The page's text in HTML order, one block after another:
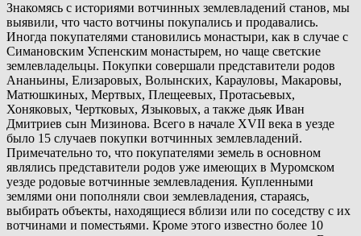
Знакомясь с историями вотчинных землевладений станов, мы
выявили, что часто вотчины покупались и продавались.
Иногда покупателями становились монастыри, как в случае с
Симановским Успенским монастырем, но чаще светские
землевладельцы. Покупки совершали представители родов
Ананьины, Елизаровых, Волынских, Карауловы, Макаровы,
Матюшкиных, Мертвых, Плещеевых, Протасьевых,
Хоняковых, Чертковых, Языковых, а также дьяк Иван
Дмитриев сын Мизинова. Всего в начале XVII века в уезде
было 15 случаев покупки вотчинных землевладений.
Примечательно то, что покупателями земель в основном
являлись представители родов уже имеющих в Муромском
уезде родовые вотчинные землевладения. Купленными
землями они пополняли свои землевладения, стараясь,
выбирать объекты, находящиеся вблизи или по соседству с их
вотчинами и поместьями. Кроме этого известно более 10